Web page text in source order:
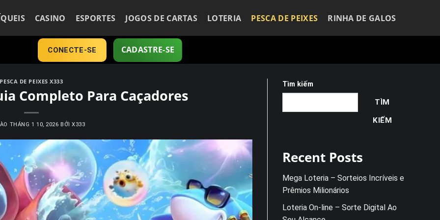
CASINO ESPORTES JOGOS DE CARTAS LOTERIA PESCA DE PEIXES RINHA DE GALOS
CONECTE-SE CADASTRE-SE
PESCA DE PEIXES X333
Completo Para Caçadores
THÁNG 1 10, 2026 BỞIX333
Tìm kiếm
TÌM
KIẾM
Recent Posts
Mega Loteria – Sorteios Incríveis e
Prêmios Milionários
Loteria On-line – Sorte Digital Ao